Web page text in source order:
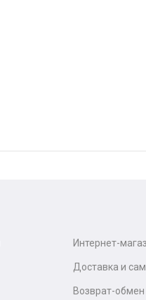
Интернет-
Доставка и
Возврат-обмен